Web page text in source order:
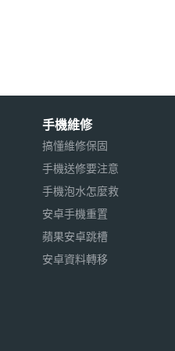
處理器
手機維修
搞懂維修保固
手機送修要注意
手機泡水怎麼救
安卓手機重置
蘋果安卓跳槽
安卓資料轉移